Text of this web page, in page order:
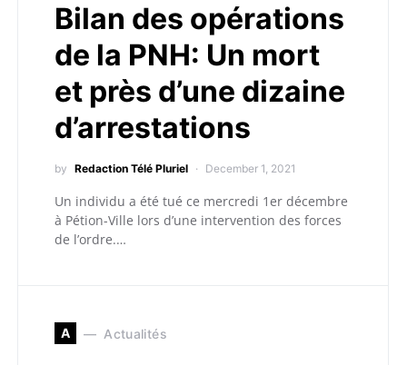
Bilan des opérations
de la PNH: Un mort
et près d’une dizaine
d’arrestations
by Redaction Télé Pluriel December 1, 2021
Un individu a été tué ce mercredi 1er décembre
à Pétion-Ville lors d’une intervention des forces
de l’ordre.…
A Actualités